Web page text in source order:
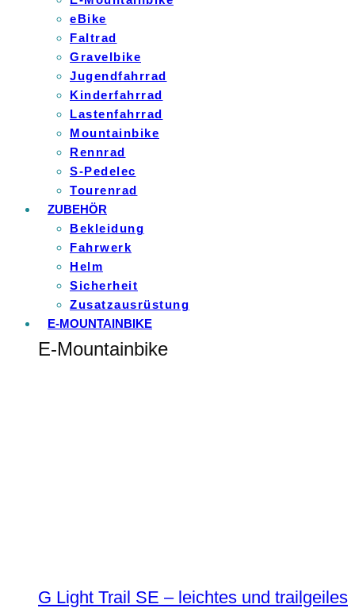
eBike
Faltrad
Gravelbike
Jugendfahrrad
Kinderfahrrad
Lastenfahrrad
Mountainbike
Rennrad
S-Pedelec
Tourenrad
ZUBEHÖR
Bekleidung
Fahrwerk
Helm
Sicherheit
Zusatzausrüstung
E-MOUNTAINBIKE
E-Mountainbike
G Light Trail SE – leichtes und trailgeiles